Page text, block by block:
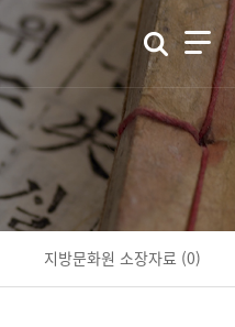
지방문화원 소장자료 (0)